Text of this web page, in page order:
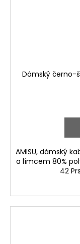
Dámský černo-
AMISU, dámský
a límcem 80%
42